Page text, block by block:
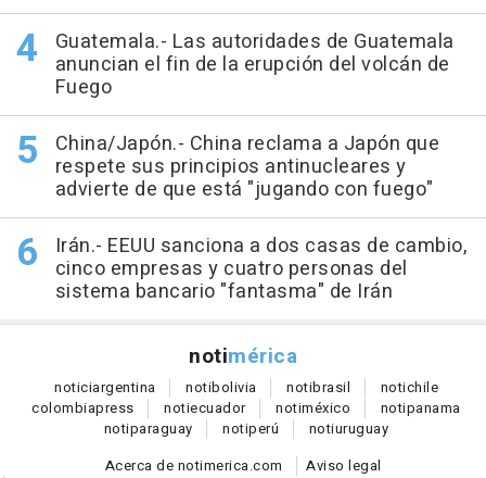
Guatemala.- Las autoridades de Guatemala
anuncian el fin de la erupción del volcán de
Fuego
China/Japón.- China reclama a Japón que
respete sus principios antinucleares y
advierte de que está "jugando con fuego"
Irán.- EEUU sanciona a dos casas de cambio,
cinco empresas y cuatro personas del
sistema bancario "fantasma" de Irán
notimérica
noticiargentina notibolivia notibrasil notichile
colombiapress notiecuador notiméxico notipanama
notiparaguay notiperú notiuruguay
Acerca de notimerica.com
Aviso legal